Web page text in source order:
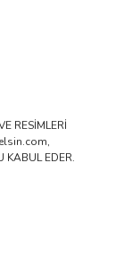
RESİMLERİ
KABUL EDER.